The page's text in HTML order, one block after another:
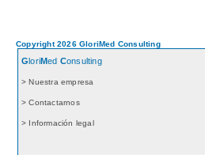
Copyright 2026 GloriMed Consulting
GloriMed Consulting
> Nuestra empresa
> Contactarnos
> Información legal